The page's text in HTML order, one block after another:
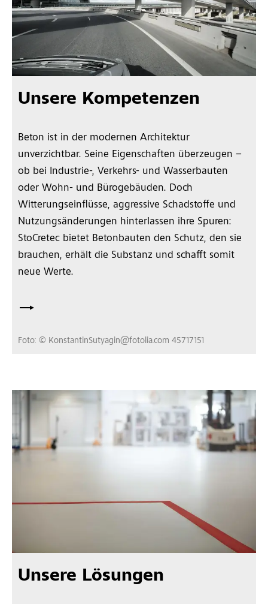
Unsere Kompetenzen
Beton ist in der modernen Architektur
unverzichtbar. Seine Eigenschaften überzeugen –
ob bei Industrie-, Verkehrs- und Wasserbauten
oder Wohn- und Bürogebäuden. Doch
Witterungseinflüsse, aggressive Schadstoffe und
Nutzungsänderungen hinterlassen ihre Spuren:
StoCretec bietet Betonbauten den Schutz, den sie
brauchen, erhält die Substanz und schafft somit
neue Werte.
Foto: © KonstantinSutyagin@fotolia.com 45717151
Unsere Lösungen